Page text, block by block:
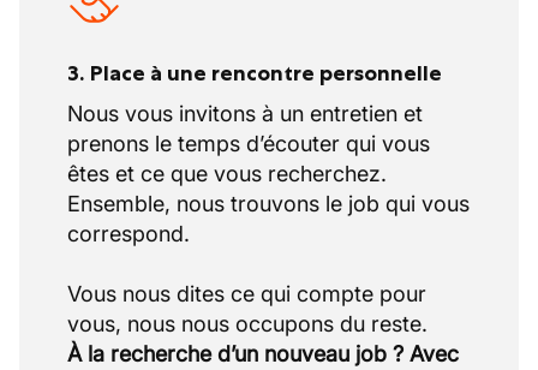
3. Place à une rencontre personnelle
Nous vous invitons à un entretien et
prenons le temps d’écouter qui vous
êtes et ce que vous recherchez.
Ensemble, nous trouvons le job qui vous
correspond.
Vous nous dites ce qui compte pour
À la recherche d’un nouveau job ? Avec